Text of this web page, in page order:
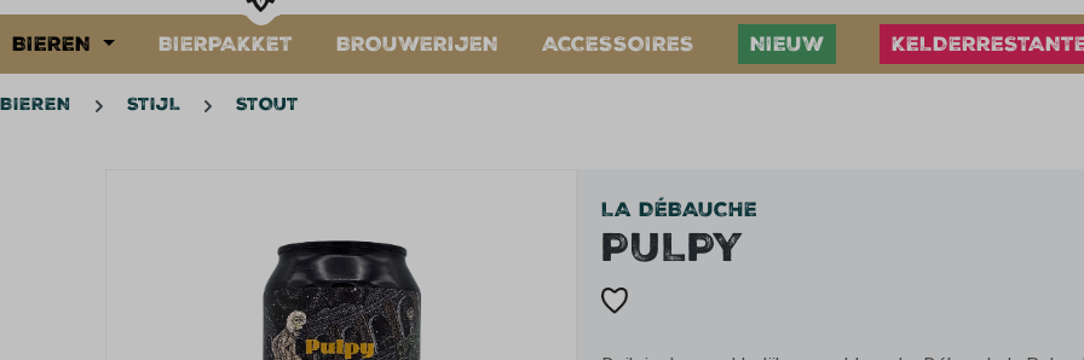
BIEREN BIERPAKKET BROUWERIJEN ACCESSOIRES NIEUW
BIEREN STIJL STOUT
LA DÉBAUCHE
PULPY